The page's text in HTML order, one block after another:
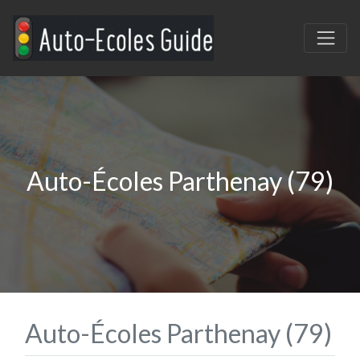
Auto-Écoles Parthenay (79)
Auto-Écoles Parthenay (79)